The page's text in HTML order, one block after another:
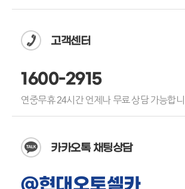
고객센터
1600-2915
연중무휴 24시간 언제나 무료 상담 가능합
카카오톡 채팅상담